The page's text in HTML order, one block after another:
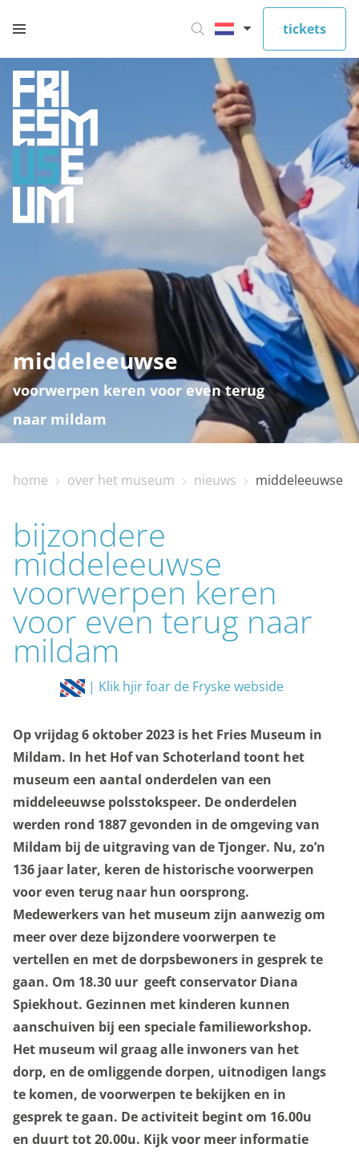
tickets
home
bezoekinfo
te zien en te doen
collectie
over het museum
middeleeuwse
voorwerpen keren voor even terug
naar mildam
home over het museum nieuws middeleeuwse
bijzondere
middeleeuwse
voorwerpen keren
voor even terug naar
mildam
| Klik hjir foar de Fryske webside
Op vrijdag 6 oktober 2023 is het Fries Museum in
Mildam. In het Hof van Schoterland toont het
museum een aantal onderdelen van een
middeleeuwse polsstokspeer. De onderdelen
werden rond 1887 gevonden in de omgeving van
Mildam bij de uitgraving van de Tjonger. Nu, zo’n
136 jaar later, keren de historische voorwerpen
voor even terug naar hun oorsprong.
Medewerkers van het museum zijn aanwezig om
meer over deze bijzondere voorwerpen te
vertellen en met de dorpsbewoners in gesprek te
gaan. Om 18.30 uur geeft conservator Diana
Spiekhout. Gezinnen met kinderen kunnen
aanschuiven bij een speciale familieworkshop.
Het museum wil graag alle inwoners van het
dorp, en de omliggende dorpen, uitnodigen langs
te komen, de voorwerpen te bekijken en in
gesprek te gaan. De activiteit begint om 16.00u
en duurt tot 20.00u. Kijk voor meer informatie